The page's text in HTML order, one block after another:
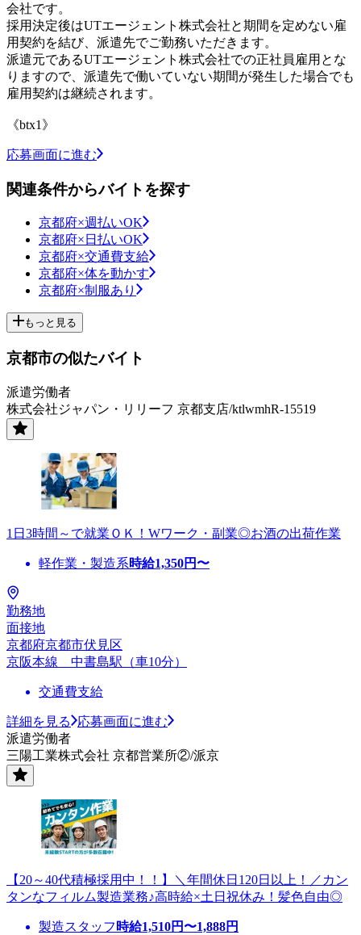
会社です。
採用決定後はUTエージェント株式会社と期間を定めない雇
用契約を結び、派遣先でご勤務いただきます。
派遣元であるUTエージェント株式会社での正社員雇用とな
りますので、派遣先で働いていない期間が発生した場合でも
雇用契約は継続されます。
《btx1》
応募画面に進む
関連条件からバイトを探す
京都府×週払いOK
京都府×日払いOK
京都府×交通費支給
京都府×体を動かす
京都府×制服あり
もっと見る
京都市の似たバイト
派遣労働者
株式会社ジャパン・リリーフ 京都支店/ktlwmhR-15519
1日3時間～で就業ＯＫ！Wワーク・副業◎お酒の出荷作業
軽作業・製造系時給1,350円〜
勤務地
面接地
京都府京都市伏見区
京阪本線 中書島駅（車10分）
交通費支給
詳細を見る
応募画面に進む
派遣労働者
三陽工業株式会社 京都営業所②/派京
【20～40代積極採用中！！】＼年間休日120日以上！／カン
タンなフィルム製造業務♪高時給×土日祝休み！髪色自由◎
製造スタッフ 時給1,510円〜1,888円